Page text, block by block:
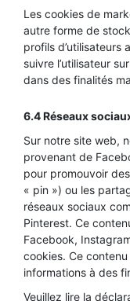
Les cookies de
autre forme de
profils d’utilisateurs
suivre l’utilisateur
dans des finalités
6.4 Réseaux
Sur notre site web,
provenant de
pour promouvoir
« pin ») ou les
réseaux sociaux
Pinterest. Ce
Facebook,
cookies. Ce
informations à des
Veuillez lire la